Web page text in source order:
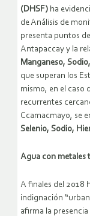
(DHSF) ha
de Análisis de
presenta puntos
Antapaccay y la
Manganeso,
que superan los
mismo, en el caso
recurrentes
Ccamacmayo, se
Selenio, Sodio,
Agua con metales
A finales del 2018
indignación
afirma la presencia